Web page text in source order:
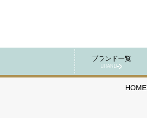
ブランド一覧
BRAND
HOME